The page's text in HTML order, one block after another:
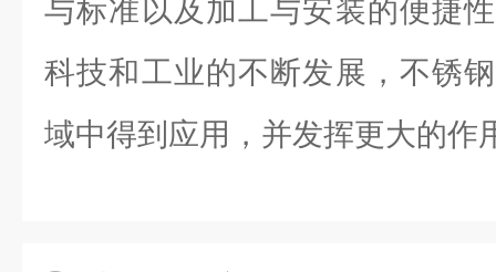
与标准以及加工与安装的便捷
科技和工业的不断发展，不锈
域中得到应用，并发挥更大的作